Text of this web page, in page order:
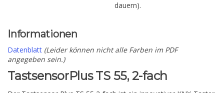
dauern).
Informationen
Datenblatt (Leider können nicht alle Farben im PDF
angegeben sein.)
TastsensorPlus TS 55, 2-fach